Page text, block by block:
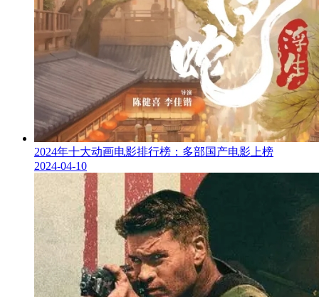
2024年十大动画电影排行榜：多部国产电影上榜
2024-04-10